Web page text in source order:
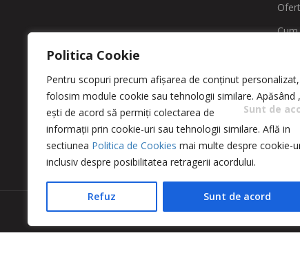
Politica Cookie
Pentru scopuri precum afișarea de conținut personalizat,
folosim module cookie sau tehnologii similare. Apăsând
Sunt de
,
ești de acord să permiți colectarea de
informații prin cookie-uri sau tehnologii similare. Află in
sectiunea Politica de Cookies mai multe despre cookie-
inclusiv despre posibilitatea retragerii acordului.
Refuz Sunt de acord
Negri , Nr. 11 sector 5 – Bucuresti
comenzi@greencosmetic.ro
0213166480 / 0213162760
ANPC
Copyright 2023 © Romfarmachim SA. Realizat